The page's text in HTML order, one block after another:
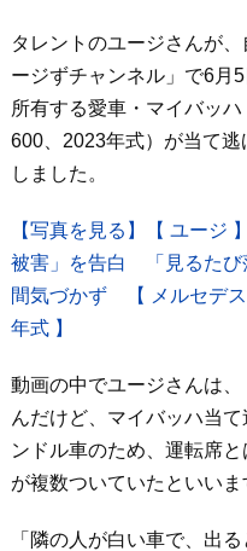
タレントのユージさんが
ージずチャンネル」で6月5
所有する愛車・マイバッ
600、2023年式）が当て
しました。
【写真を見る】【 ユー
被害」を告白 「見るた
間気づかず 【 メルセデ
年式 】
動画の中でユージさんは
んだけど、マイバッハ当
ンドル車のため、運転席
が複数ついていたといいま
「隣の人が白い車で、出